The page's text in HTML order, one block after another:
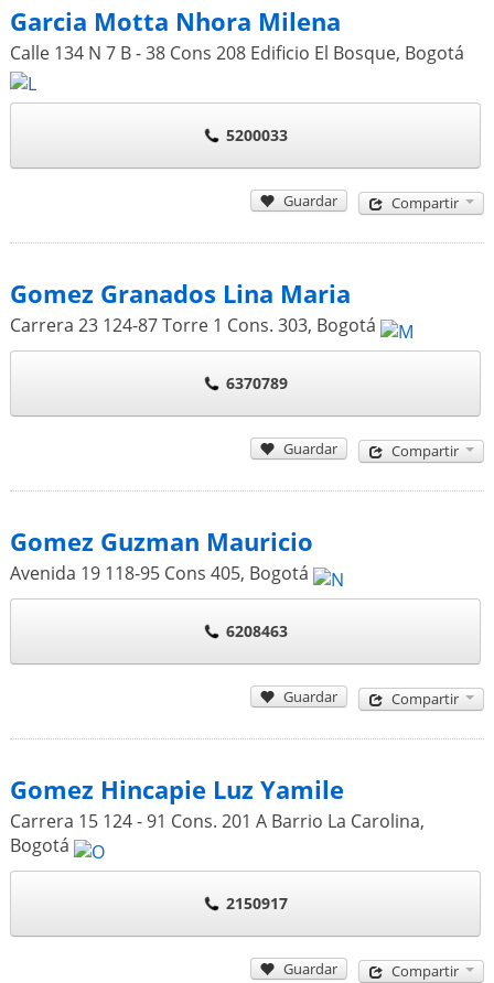
Garcia Motta Nhora Milena
Calle 134 N 7 B - 38 Cons 208 Edificio El Bosque, Bogotá
5200033
Guardar Compartir
Gomez Granados Lina Maria
Carrera 23 124-87 Torre 1 Cons. 303, Bogotá
6370789
Guardar Compartir
Gomez Guzman Mauricio
Avenida 19 118-95 Cons 405, Bogotá
6208463
Guardar Compartir
Gomez Hincapie Luz Yamile
Carrera 15 124 - 91 Cons. 201 A Barrio La Carolina,
Bogotá
2150917
Guardar Compartir